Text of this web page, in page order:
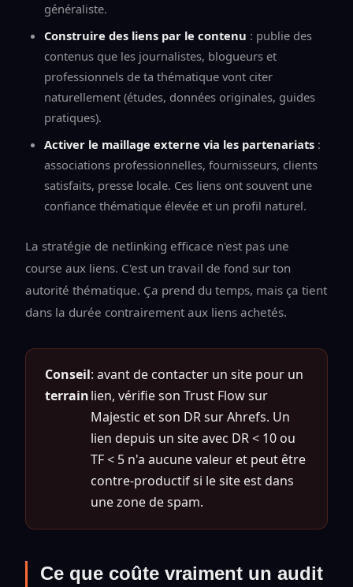
généraliste.
Construire des liens par le contenu : publie des
contenus que les journalistes, blogueurs et
professionnels de ta thématique vont citer
naturellement (études, données originales, guides
pratiques).
Activer le maillage externe via les partenariats :
associations professionnelles, fournisseurs, clients
satisfaits, presse locale. Ces liens ont souvent une
confiance thématique élevée et un profil naturel.
La stratégie de netlinking efficace n'est pas une
course aux liens. C'est un travail de fond sur ton
autorité thématique. Ça prend du temps, mais ça tient
dans la durée contrairement aux liens achetés.
Conseil
terrain
: avant de contacter un site pour un
lien, vérifie son Trust Flow sur
Majestic et son DR sur Ahrefs. Un
lien depuis un site avec DR < 10 ou
TF < 5 n'a aucune valeur et peut être
contre-productif si le site est dans
une zone de spam.
Ce que coûte vraiment un audit